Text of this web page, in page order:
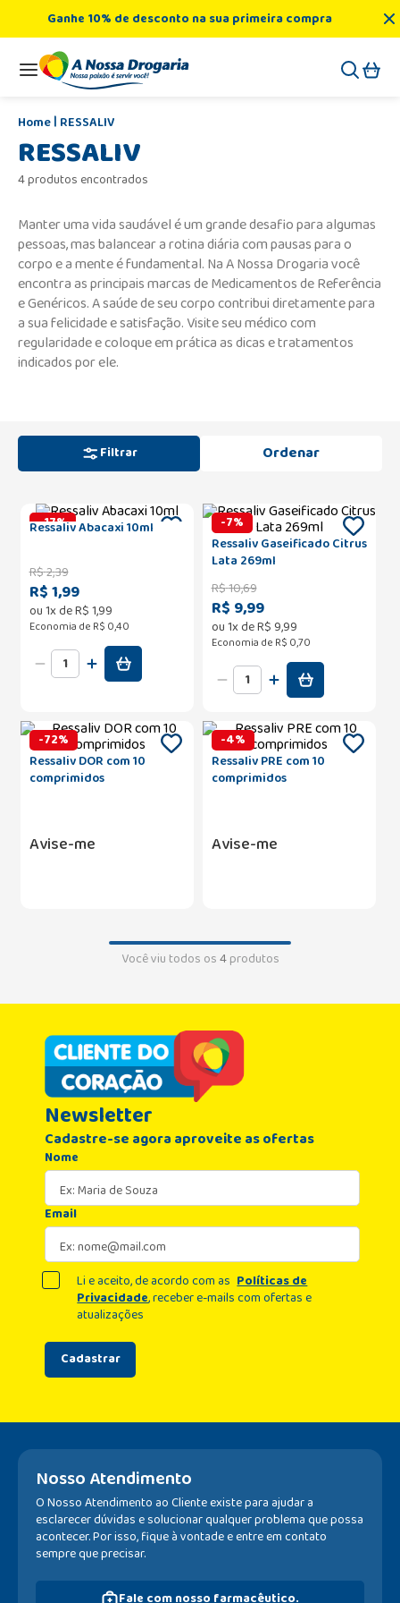
Ganhe 10% de desconto na sua primeira compra
RESSALIV
RESSALIV
4 produtos encontrados
Manter uma vida saudável é um grande desafio para algumas
pessoas, mas balancear a rotina diária com pausas para o
corpo e a mente é fundamental. Na A Nossa Drogaria você
encontra as principais marcas de Medicamentos de Referência
e Genéricos. A saúde de seu corpo contribui diretamente para
a sua felicidade e satisfação. Visite seu médico com
regularidade e coloque em prática as dicas e tratamentos
indicados por ele.
Filtrar
-17%
Ressaliv Abacaxi 10ml
R$2,39
R$ 1,99
ou1x deR$1,99
Economia de R$ 0,40
-7%
Ressaliv Gaseificado Citrus
Lata 269ml
R$10,69
R$ 9,99
ou1x deR$ 9,99
Economia de R$ 0,70
-72%
Ressaliv DOR com 10
comprimidos
Avise-me
-4%
Ressaliv PRE com 10
comprimidos
Avise-me
Você viu todos os4produtos
Newsletter
Cadastre-se agora aproveite as ofertas
Nome
Email
Cadastrar
Li e aceito, de acordo com as Políticas de
Privacidade, receber e-mails com ofertas e
atualizações
Nosso Atendimento
O Nosso Atendimento ao Cliente existe para ajudar a
esclarecer dúvidas e solucionar qualquer problema que possa
acontecer. Por isso, fique à vontade e entre em contato
sempre que precisar.
Fale com nosso farmacêutico.